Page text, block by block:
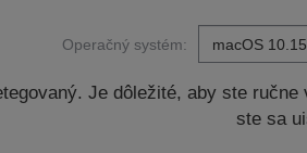
Operačný systém:
Je dôležité, aby ste
ste sa